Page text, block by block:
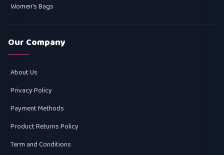
Women's Bags
Our Company
About Us
Privacy Policy
Payment Methods
Product Returns Policy
Term and Conditions